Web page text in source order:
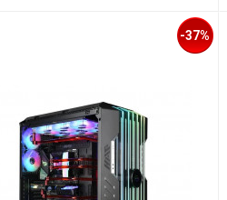
-37%